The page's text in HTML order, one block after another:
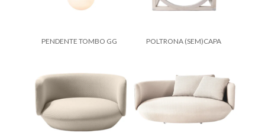
PENDENTE TOMBO GG POLTRONA (SEM)CAPA